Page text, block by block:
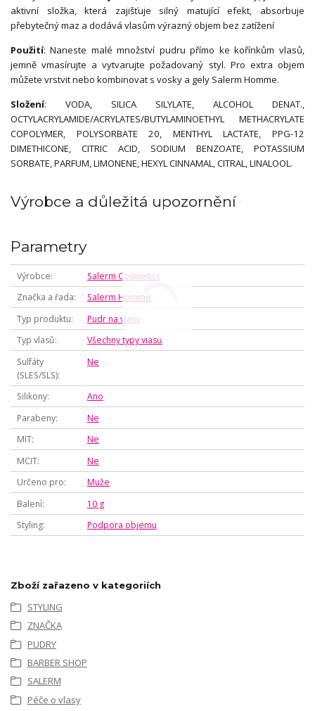
aktivní složka, která zajišťuje silný matující efekt, absorbuje
přebytečný maz a dodává vlasům výrazný objem bez zatížení
Použití: Naneste malé množství pudru přímo ke kořínkům vlasů,
jemně vmasírujte a vytvarujte požadovaný styl. Pro extra objem
můžete vrstvit nebo kombinovat s vosky a gely Salerm Homme.
Složení: VODA, SILICA SILYLATE, ALCOHOL DENAT.,
OCTYLACRYLAMIDE/ACRYLATES/BUTYLAMINOETHYL METHACRYLATE
COPOLYMER, POLYSORBATE 20, MENTHYL LACTATE, PPG-12
DIMETHICONE, CITRIC ACID, SODIUM BENZOATE, POTASSIUM
SORBATE, PARFUM, LIMONENE, HEXYL CINNAMAL, CITRAL, LINALOOL.
Výrobce a důležitá upozornění
Parametry
Výrobce
Salerm Cosmetics
Značka a řada
Salerm Homme
Typ produktu
Pudr na vlasy
Typ vlasů
Všechny typy vlasů
Sulfáty
(SLES/SLS)
Ne
Silikony
Ano
Parabeny
Ne
MIT
Ne
MCIT
Ne
Určeno pro
Muže
Balení
10 g
Styling
Podpora objemu
Zboží zařazeno v kategoriích
STYLING
ZNAČKA
PUDRY
BARBER SHOP
SALERM
Péče o vlasy